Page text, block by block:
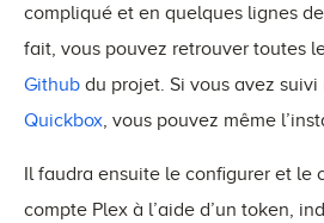
compliqué et en quelques lignes
fait, vous pouvez retrouver toutes
Github du projet. Si vous avez
Quickbox , vous pouvez même
Il faudra ensuite le configurer et le
compte Plex à l’aide d’un token,